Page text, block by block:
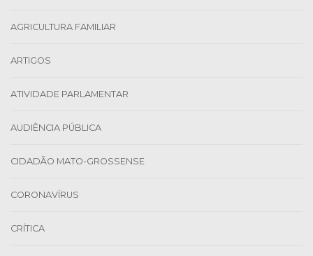
AGRICULTURA FAMILIAR
ARTIGOS
ATIVIDADE PARLAMENTAR
AUDIÊNCIA PÚBLICA
CIDADÃO MATO-GROSSENSE
CORONAVÍRUS
CRÍTICA